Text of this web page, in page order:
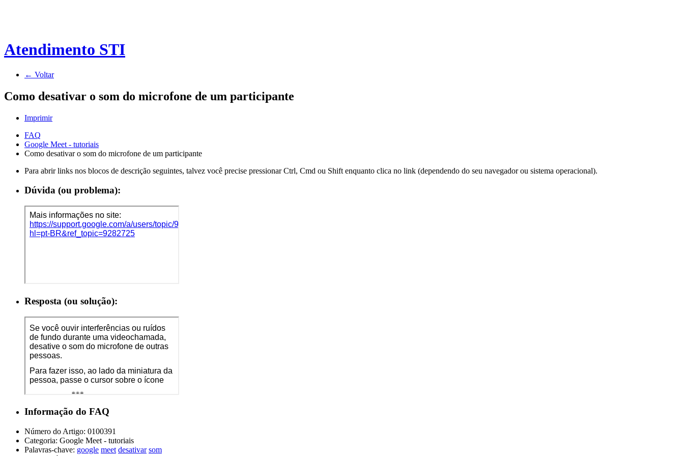
Atendimento STI
← Voltar
Como desativar o som do microfone de um participante
Imprimir
FAQ
Google Meet - tutoriais
Como desativar o som do microfone de um participante
Para abrir links nos blocos de descrição seguintes, talvez você precise pressionar Ctrl, Cmd ou Shift enquanto clica no link (dependendo do seu navegador ou sistema operacional).
Dúvida (ou problema):
Resposta (ou solução):
Informação do FAQ
Número do Artigo: 0100391
Categoria: Google Meet - tutoriais
Palavras-chave: google meet desativar som